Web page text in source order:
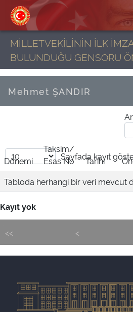
MİLLETVEKİLİNİN İLK
BULUNDUĞU GENSORU
Mehmet ŞANDIR
Sayfada kayıt
Dönemi
Taksim/
Esas No
Tarihi
Tabloda herhangi bir veri mevcut
Kayıt yok
<< <